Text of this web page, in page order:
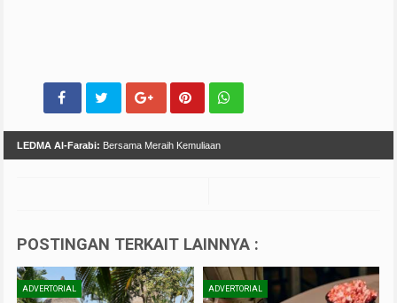
LEDMA Al-Farabi: Bersama Meraih Kemuliaan
POSTINGAN TERKAIT LAINNYA :
ADVERTORIAL ADVERTORIAL